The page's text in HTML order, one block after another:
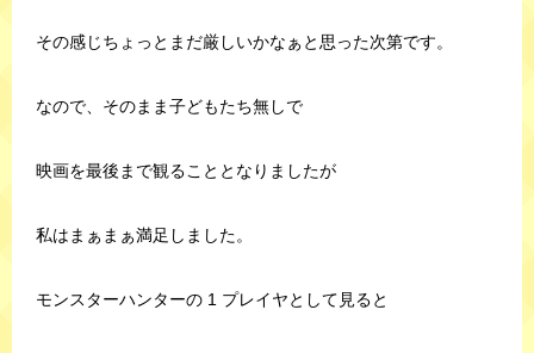
その感じちょっとまだ厳しいかなぁと思った次第です。
なので、そのまま子どもたち無しで
映画を最後まで観ることとなりましたが
私はまぁまぁ満足しました。
モンスターハンターの 1 プレイヤとして見ると